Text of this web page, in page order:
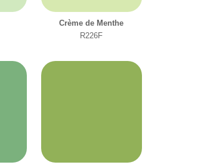
Crème de Menthe
R226F